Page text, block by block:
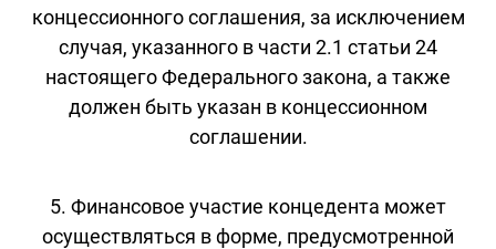
концессионного соглашения, за исключением
случая, указанного в части 2.1 статьи 24
настоящего Федерального закона, а также
должен быть указан в концессионном
соглашении.
5. Финансовое участие концедента может
осуществляться в форме, предусмотренной